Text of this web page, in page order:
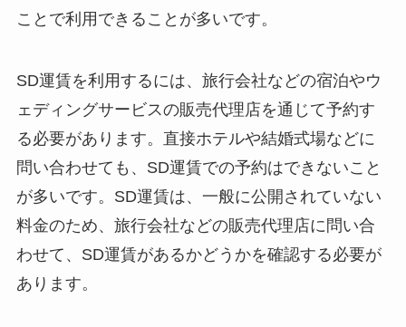
ことで利用できることが多いです。
SD運賃を利用するには、旅行会社などの宿泊やウ
ェディングサービスの販売代理店を通じて予約す
る必要があります。 直接ホテルや結婚式場などに
問い合わせても、SD運賃での予約はできないこと
が多いです。 SD運賃は、一般に公開されていない
料金のため、旅行会社などの販売代理店に問い合
わせて、SD運賃があるかどうかを確認する必要が
あります。